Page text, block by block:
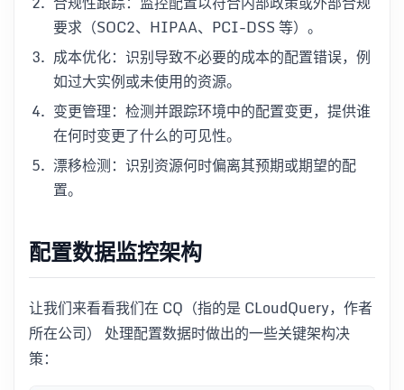
要求（SOC2、HIPAA、PCI-DSS 等）。
成本优化：识别导致不必要的成本的配置错误，例
如过大实例或未使用的资源。
变更管理：检测并跟踪环境中的配置变更，提供谁
在何时变更了什么的可见性。
漂移检测：识别资源何时偏离其预期或期望的配
置。
配置数据监控架构
让我们来看看我们在 CQ（指的是 CLoudQuery，作者
所在公司） 处理配置数据时做出的一些关键架构决
策：